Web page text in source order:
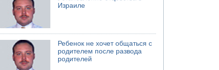
ножевые ранения в результате нападения на
улице Левински в Тель-Авиве
Израиле
Ребенок не хочет общаться с
родителем после развода
родителей